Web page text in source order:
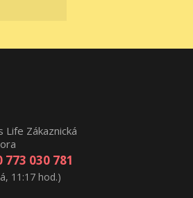
Life Zákaznická
773 030 781
11:17 hod.)